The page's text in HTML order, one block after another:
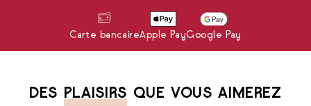
Carte bancaireApple PayGoogle Pay
DES PLAISIRS QUE VOUS AIMEREZ